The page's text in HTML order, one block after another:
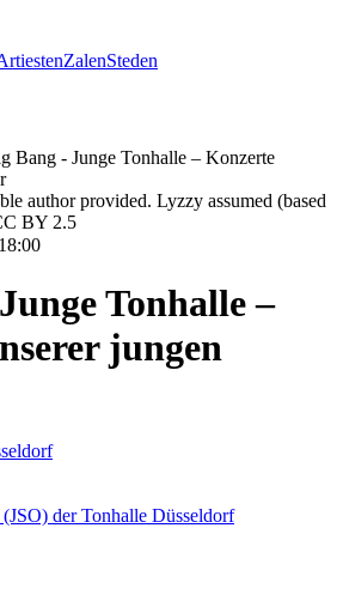
ZalenSteden
Bang - Junge Tonhalle – Konzerte
author provided. Lyzzy assumed (based
BY 2.5
18:00
Tonhalle –
jungen
der Tonhalle Düsseldorf